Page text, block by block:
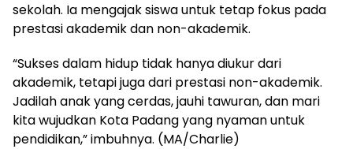
sekolah. Ia mengajak siswa untuk tetap fokus pada
prestasi akademik dan non-akademik.
“Sukses dalam hidup tidak hanya diukur dari
akademik, tetapi juga dari prestasi non-akademik.
Jadilah anak yang cerdas, jauhi tawuran, dan mari
kita wujudkan Kota Padang yang nyaman untuk
pendidikan,” imbuhnya. (MA/Charlie)